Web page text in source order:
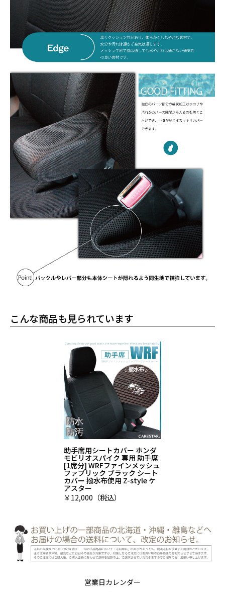
こんな商品も見られています
助手席用シートカバー ホンダ
モビリオスパイク 専用 助手席
[1席分] WRFファインメッシュ
ファブリック ブラック シート
カバー 撥水布使用 Z-style ケ
アスター
￥12,000（税込）
営業日カレンダー